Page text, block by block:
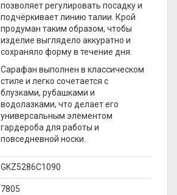
позволяет регулировать посадку и
подчёркивает линию талии. Крой
продуман таким образом, чтобы
изделие выглядело аккуратно и
сохраняло форму в течение дня.
Сарафан выполнен в классическом
стиле и легко сочетается с
блузками, рубашками и
водолазками, что делает его
универсальным элементом
гардероба для работы и
повседневной носки.
GKZ5286C1090
7805